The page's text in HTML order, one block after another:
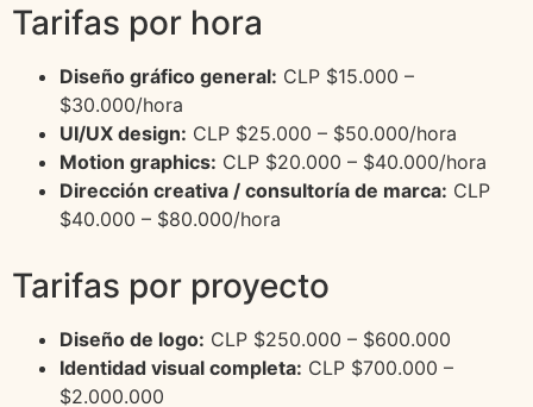
Tarifas por hora
Diseño gráfico general: CLP $15.000 –
$30.000/hora
UI/UX design: CLP $25.000 – $50.000/hora
Motion graphics: CLP $20.000 – $40.000/hora
Dirección creativa / consultoría de marca: CLP
$40.000 – $80.000/hora
Tarifas por proyecto
Diseño de logo: CLP $250.000 – $600.000
Identidad visual completa: CLP $700.000 –
$2.000.000